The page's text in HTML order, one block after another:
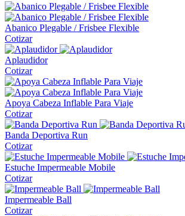
Abanico Plegable / Frisbee Flexible
Cotizar
Aplaudidor
Cotizar
Apoya Cabeza Inflable Para Viaje
Cotizar
Banda Deportiva Run
Cotizar
Estuche Impermeable Mobile
Cotizar
Impermeable Ball
Cotizar